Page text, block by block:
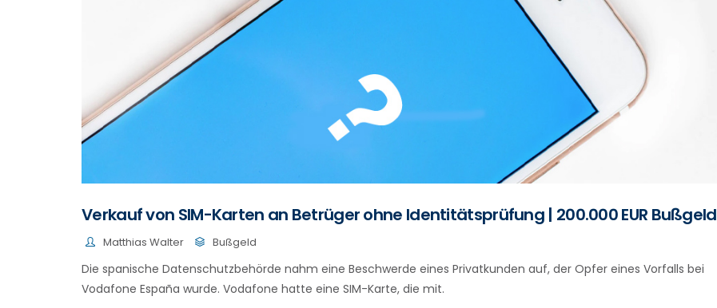
Verkauf von SIM-Karten an Betrüger ohne Identitätsprüfung | 200.000 EUR Bußgeld
Matthias Walter Bußgeld
Die spanische Datenschutzbehörde nahm eine Beschwerde eines Privatkunden auf, der Opfer eines Vorfalls bei
Vodafone España wurde. Vodafone hatte eine SIM-Karte, die mit.